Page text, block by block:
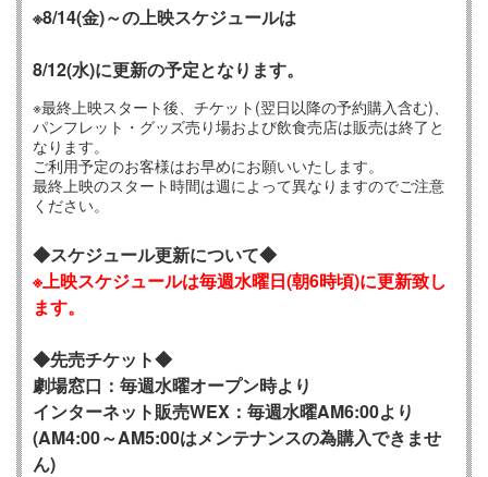
※8/14(金)～の上映スケジュールは
8/12(水)に更新の予定となります。
※最終上映スタート後、チケット(翌日以降の予約購入含む)、
パンフレット・グッズ売り場および飲食売店は販売は終了と
なります。
ご利用予定のお客様はお早めにお願いいたします。
最終上映のスタート時間は週によって異なりますのでご注意
ください。
◆スケジュール更新について◆
※上映スケジュールは毎週水曜日(朝6時頃)に更新致し
ます。
◆先売チケット◆
劇場窓口：毎週水曜オープン時より
インターネット販売WEX：毎週水曜AM6:00より
(AM4:00～AM5:00はメンテナンスの為購入できませ
ん)